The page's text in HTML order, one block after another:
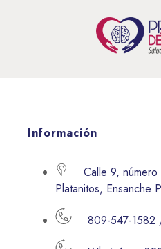
Información
Calle 9,
Platanitos, Ensanche
809-547-